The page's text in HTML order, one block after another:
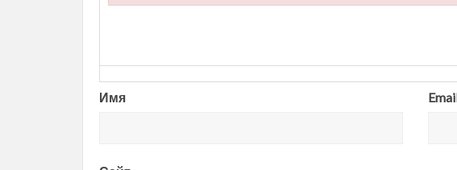
Имя
Failed to load plugin url: https://entropii.net/wp-content/plugins/